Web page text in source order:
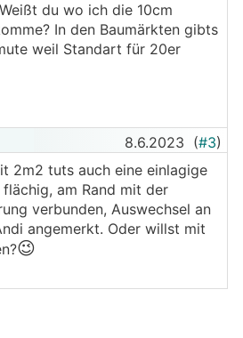
platte
45grad schräge eisen bei
tust dir leichter beim
du wo ich die 10cm
In den Baumärkten gibts
weil Standart für 20er
8.6.2023 (#3)
2m2 tuts auch eine einlagige
am Rand mit der
verbunden, Auswechsel an
angemerkt. Oder willst mit
😉